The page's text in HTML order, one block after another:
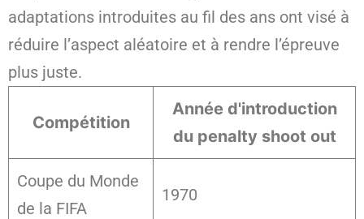
adaptations introduites au fil des ans ont visé à
réduire l’aspect aléatoire et à rendre l’épreuve
plus juste.
Compétition
Année d'introduction
du penalty shoot out
Coupe du Monde
de la FIFA
1970